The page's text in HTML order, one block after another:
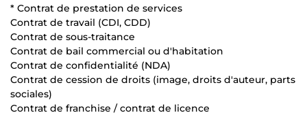
* Contrat de prestation de services
Contrat de travail (CDI, CDD)
Contrat de sous-traitance
Contrat de bail commercial ou d'habitation
Contrat de confidentialité (NDA)
Contrat de cession de droits (image, droits d'auteur, parts
sociales)
Contrat de franchise / contrat de licence